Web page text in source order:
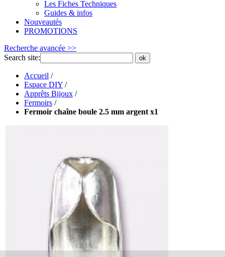
Les Fiches Techniques
Guides & infos
Nouveautés
PROMOTIONS
Recherche avancée >>
Search site:
ok
Accueil /
Espace DIY /
Apprêts Bijoux /
Fermoirs /
Fermoir chaîne boule 2.5 mm argent x1